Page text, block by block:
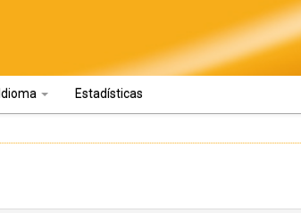
Idioma Estadísticas